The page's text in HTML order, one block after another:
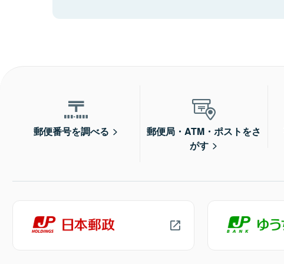
郵便番号を調べる
郵便局・ATM・ポストをさ
がす